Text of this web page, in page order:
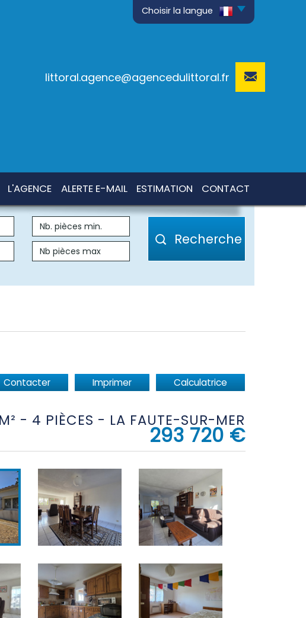
Choisir la langue
littoral.agence@agencedulittoral.fr
L'AGENCE ALERTE E-MAIL ESTIMATION CONTACT
Recherche
Contacter Imprimer Calculatrice
M² - 4 PIÈCES - LA FAUTE-SUR-MER
293 720 €